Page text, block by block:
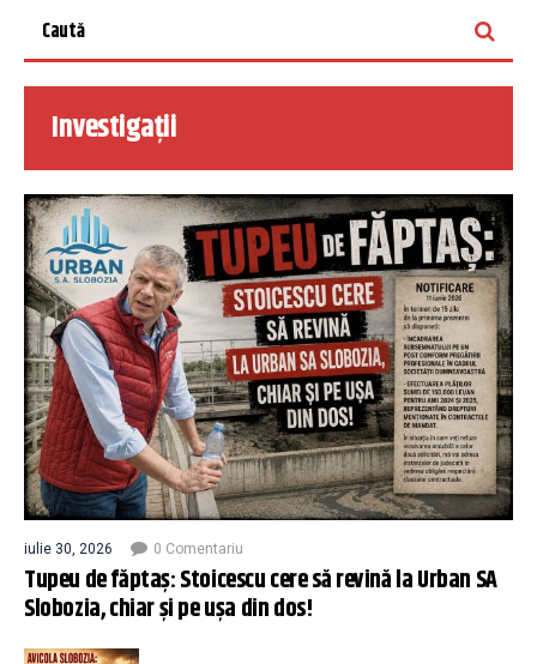
Investigații
iulie 30, 2026 0 Comentariu
Tupeu de făptaș: Stoicescu cere să revină la Urban SA
Slobozia, chiar și pe ușa din dos!